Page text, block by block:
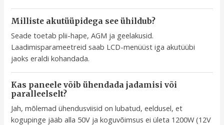
Milliste akutüüpidega see ühildub?
Seade toetab plii-hape, AGM ja geelakusid.
Laadimisparameetreid saab LCD-menüüst iga akutüübi
jaoks eraldi kohandada.
Kas paneele võib ühendada jadamisi või
paralleelselt?
Jah, mõlemad ühendusviisid on lubatud, eeldusel, et
kogupinge jääb alla 50V ja koguvõimsus ei ületa 1200W (12V